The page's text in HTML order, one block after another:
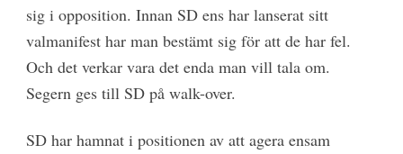
sig i opposition. Innan SD ens har lanserat sitt
valmanifest har man bestämt sig för att de har fel.
Och det verkar vara det enda man vill tala om.
Segern ges till SD på walk-over.
SD har hamnat i positionen av att agera ensam